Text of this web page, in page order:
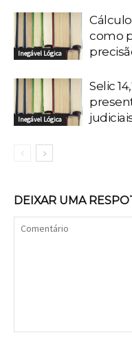
Inegável Lógica
como
Inegável Lógica
Selic
DEIXAR UMA